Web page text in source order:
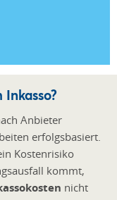
Anbieter
erfolgsbasiert.
Kostenrisiko
kommt,
nicht